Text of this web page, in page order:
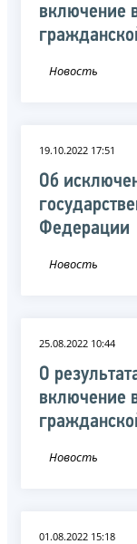
включение
Новость
19.10.2022 17:51
Об
Федерации
Новость
25.08.2022 10:44
О
включение
Новость
01.08.2022 15:18